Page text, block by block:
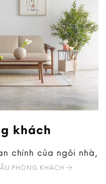
khách
chính của ngôi nhà,
PHÒNG KHÁCH